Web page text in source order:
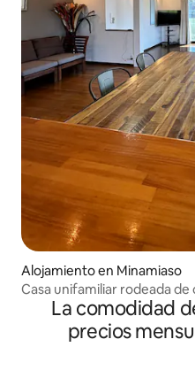
Alojamiento en Minamiaso
Casa unifamiliar rodeada
espectaculares. Ofrece
picos del Aso y de la
muy cerca de la estación de
La comodidad
precios